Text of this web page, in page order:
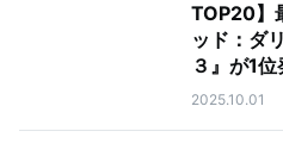
TOP20】
ッド：ダ
３』が1
2025.10.01